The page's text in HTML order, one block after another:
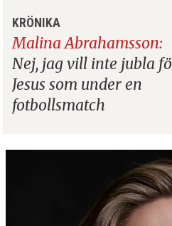
KRÖNIKA
Malina Abrahamsson:
Nej, jag vill inte jubla
Jesus som under en
fotbollsmatch